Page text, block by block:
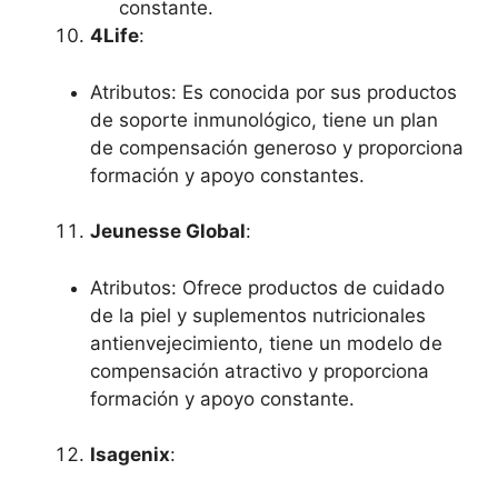
constante.
4Life:
Atributos: Es conocida por sus productos
de soporte inmunológico, tiene un plan
de compensación generoso y proporciona
formación y apoyo constantes.
Jeunesse Global:
Atributos: Ofrece productos de cuidado
de la piel y suplementos nutricionales
antienvejecimiento, tiene un modelo de
compensación atractivo y proporciona
formación y apoyo constante.
Isagenix: